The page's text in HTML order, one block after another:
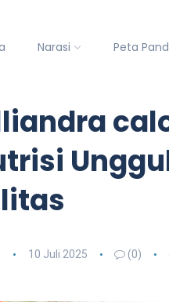
Narasi Peta
10 Juli 2025 (0)